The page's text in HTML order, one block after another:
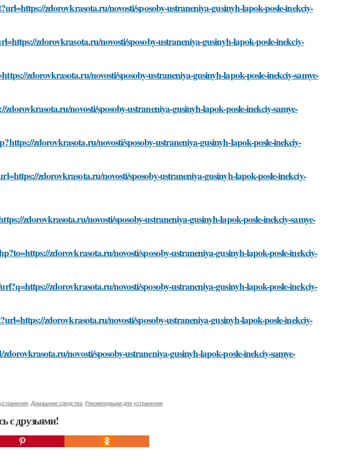
zdorovkrasota.ru/novosti/sposoby-ustraneniya-gusinyh-lapok-posle-inekciy-
zdorovkrasota.ru/novosti/sposoby-ustraneniya-gusinyh-lapok-posle-inekciy-
zdorovkrasota.ru/novosti/sposoby-ustraneniya-gusinyh-lapok-posle-inekciy-samye-
novosti/sposoby-ustraneniya-gusinyh-lapok-posle-inekciy-samye-
zdorovkrasota.ru/novosti/sposoby-ustraneniya-gusinyh-lapok-posle-inekciy-
zdorovkrasota.ru/novosti/sposoby-ustraneniya-gusinyh-lapok-posle-inekciy-
zdorovkrasota.ru/novosti/sposoby-ustraneniya-gusinyh-lapok-posle-inekciy-samye-
zdorovkrasota.ru/novosti/sposoby-ustraneniya-gusinyh-lapok-posle-inekciy-
zdorovkrasota.ru/novosti/sposoby-ustraneniya-gusinyh-lapok-posle-inekciy-
zdorovkrasota.ru/novosti/sposoby-ustraneniya-gusinyh-lapok-posle-inekciy-
novosti/sposoby-ustraneniya-gusinyh-lapok-posle-inekciy-samye-
Домашние средства Рекомендации для устранения
с друзьями!